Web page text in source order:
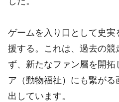
ゲームを入り口として史
援する。これは、過去の
ず、新たなファン層を開拓
ア（動物福祉）にも繋が
出しています。